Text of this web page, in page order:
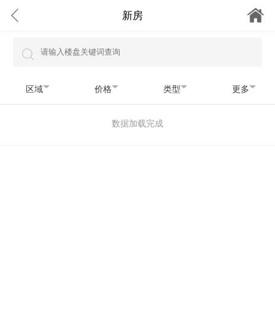
新房
区域 价格 类型 更多
数据加载完成